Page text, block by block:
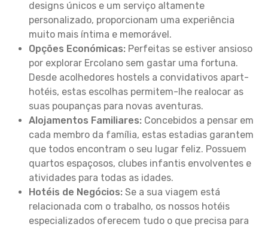
designs únicos e um serviço altamente
personalizado, proporcionam uma experiência
muito mais íntima e memorável.
Opções Económicas: Perfeitas se estiver ansioso
por explorar Ercolano sem gastar uma fortuna.
Desde acolhedores hostels a convidativos apart-
hotéis, estas escolhas permitem-lhe realocar as
suas poupanças para novas aventuras.
Alojamentos Familiares: Concebidos a pensar em
cada membro da família, estas estadias garantem
que todos encontram o seu lugar feliz. Possuem
quartos espaçosos, clubes infantis envolventes e
atividades para todas as idades.
Hotéis de Negócios: Se a sua viagem está
relacionada com o trabalho, os nossos hotéis
especializados oferecem tudo o que precisa para